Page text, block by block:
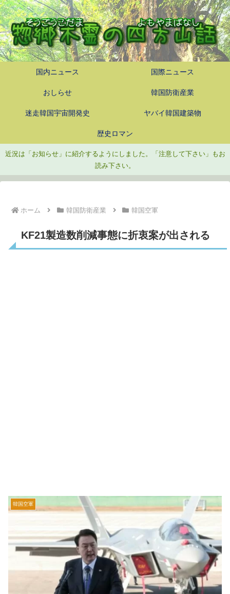
国内ニュース 国際ニュース
おしらせ 韓国防衛産業
迷走韓国宇宙開発史 ヤバイ韓国建築物
歴史ロマン
近況は「お知らせ」に紹介するようにしました。「注意して下さい」もお
読み下さい。
ホーム 韓国防衛産業 韓国空軍
KF21製造数削減事態に折衷案が出される
韓国空軍